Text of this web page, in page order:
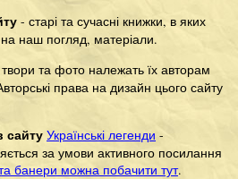
- старі та сучасні книжки, в яких
на наш погляд, матеріали.
твори та фото належать їх авторам
права на дизайн цього сайту
сайту Українські легенди -
за умови активного посилання
банери можна побачити тут.